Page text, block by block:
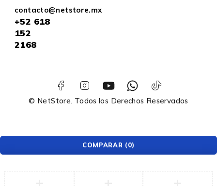
contacto@netstore.mx
+52 618
152
2168
© NetStore. Todos los Derechos Reservados
COMPARAR (0)